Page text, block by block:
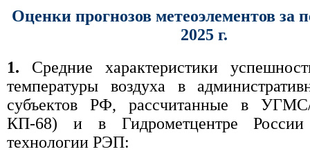
Оценки прогнозов метеоэлементов за
2025 г.
1. Средние характеристики
температуры воздуха в
субъектов РФ, рассчитанные в
КП-68) и в Гидрометцентре
технологии РЭП: